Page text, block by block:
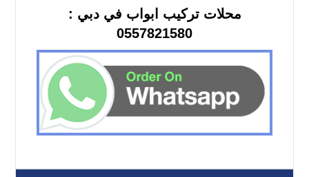
محلات تركيب ابواب في دبي :
0557821580